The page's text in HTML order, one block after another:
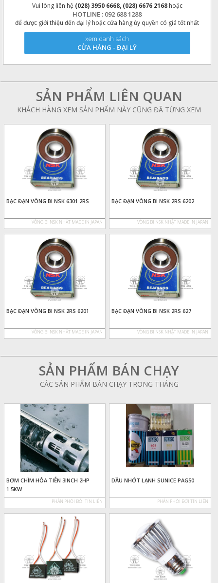
Vui lòng liên hệ (028) 3950 6668, (028) 6676 2168hoặc
HOTLINE : 092 688 1288
để được giới thiệu đến đại lý hoặc cửa hàng ủy quyền có giá tốt nhất
xem danh sách
CỬA HÀNG - ĐẠI LÝ
SẢN PHẨM LIÊN QUAN
KHÁCH HÀNG XEM SẢN PHẨM NÀY CŨNG ĐÃ TỪNG XEM
BẠC ĐẠN VÒNG BI NSK 6301 2RS
VÒNG BI NSK NHẬT MADE IN JAPAN
BẠC ĐẠN VÒNG BI NSK 2RS 6202
VÒNG BI NSK NHẬT MADE IN JAPAN
BẠC ĐẠN VÒNG BI NSK 2RS 6201
VÒNG BI NSK NHẬT MADE IN JAPAN
BẠC ĐẠN VÒNG BI NSK 2RS 627
VÒNG BI NSK NHẬT MADE IN JAPAN
SẢN PHẨM BÁN CHẠY
CÁC SẢN PHẨM BÁN CHẠY TRONG THÁNG
BƠM CHÌM HỎA TIỄN 3INCH 2HP
1.5KW
PHÂN PHỐI BỞI TÍN LIÊN
DẦU NHỚT LẠNH SUNICE PAG50
PHÂN PHỐI BỞI TÍN LIÊN